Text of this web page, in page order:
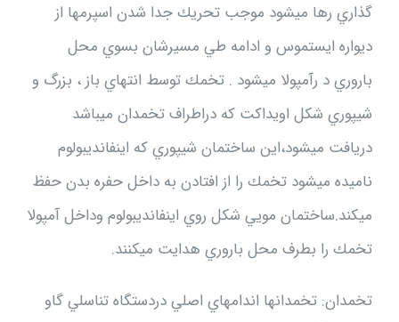
گذاري رها ميشود موجب تحريك جدا شدن اسپرمها از
ديواره ايستموس و ادامه طي مسيرشان بسوي محل
باروري د رآمپولا ميشود . تخمك توسط انتهاي باز ، بزرگ و
شيپوري شكل اويداكت كه دراطراف تخمدان ميباشد
دريافت ميشود،اين ساختمان شيپوري كه اينفانديبولوم
ناميده ميشود تخمك را از افتادن به داخل حفره بدن حفظ
ميكند.ساختمان مويي شكل روي اينفانديبولوم وداخل آمپولا
تخمك را بطرف محل باروري هدايت ميكنند.
تخمدان: تخمدانها اندامهاي اصلي دردستگاه تناسلي گاو